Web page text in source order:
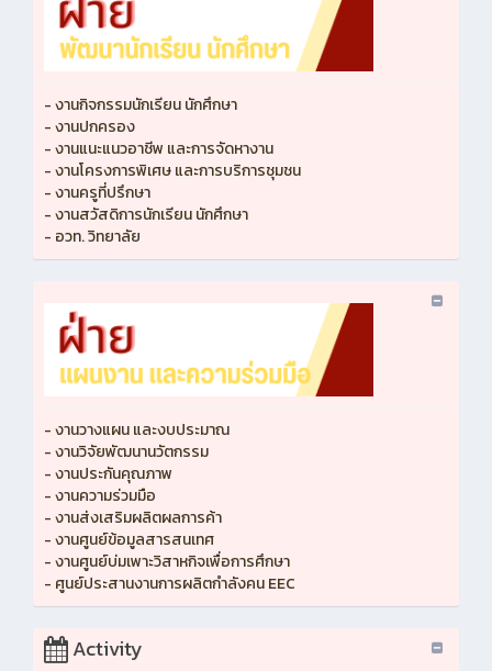
- งานกิจกรรมนักเรียน นักศึกษา
- งานปกครอง
- งานแนะแนวอาชีพ และการจัดหางาน
- งานโครงการพิเศษ และการบริการชุมชน
- งานครูที่ปรึกษา
- งานสวัสดิการนักเรียน นักศึกษา
- อวท. วิทยาลัย
- งานวางแผน และงบประมาณ
- งานวิจัยพัฒนานวัตกรรม
- งานประกันคุณภาพ
- งานความร่วมมือ
- งานส่งเสริมผลิตผลการค้า
- งานศูนย์ข้อมูลสารสนเทศ
- งานศูนย์บ่มเพาะวิสาหกิจเพื่อการศึกษา
- ศูนย์ประสานงานการผลิตกำลังคน EEC
Activity